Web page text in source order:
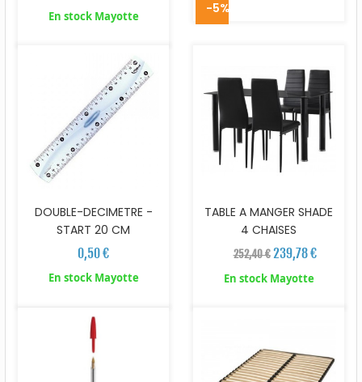
En stock Mayotte
DOUBLE-DECIMETRE -
START 20 CM
0,50 €
En stock Mayotte
-5%
TABLE A MANGER SHADE
4 CHAISES
252,40 € 239,78 €
En stock Mayotte